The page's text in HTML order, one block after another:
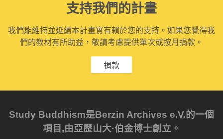
支持我們的計畫
我們能維持並延續本計畫實有賴於您的支持。如果您覺得我
們的教材有所助益，敬請考慮提供單次或按月捐款。
捐款
Study Buddhism是Berzin Archives e.V.的一個
項目,由亞歷山大·伯金博士創立。